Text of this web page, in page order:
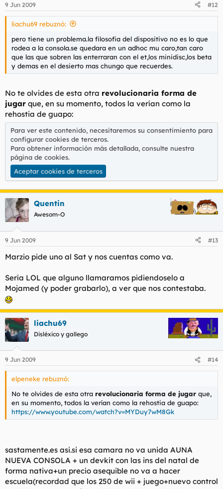
9 Jun 2009 #12
liachu69 rebuznó:
pero tiene un problema.la filosofia del dispositivo no es lo que
rodea a la consola.se quedara en un adhoc mu caro,tan caro
que las que sobren las enterraran con el et,los minidisc,los beta
y demas en el desierto mas chungo que recuerdes.
No te olvides de esta otra revolucionaria forma de
jugar que, en su momento, todos la verían como la
rehostia de guapo:
Para ver este contenido, necesitaremos su consentimiento para
configurar cookies de terceros.
Para obtener información más detallada, consulte nuestra
página de cookies.
Aceptar cookies de terceros
Quentin
Awesom-O
9 Jun 2009 #13
Marzio pide uno al Sat y nos cuentas como va.
Sería LOL que alguno llamaramos pidiendoselo a
Mojamed (y poder grabarlo), a ver que nos contestaba.
liachu69
Disléxico y gallego
9 Jun 2009 #14
elpeneke rebuznó:
No te olvides de esta otra revolucionaria forma de jugar que,
en su momento, todos la verían como la rehostia de guapo:
https://www.youtube.com/watch?v=MYDuy7wM8Gk
sastamente.es asi.si esa camara no va unida AUNA
NUEVA CONSOLA + un devkit con las ins del natal de
forma nativa+un precio asequible no va a hacer
escuela(recordad que los 250 de wii + juego+nuevo control